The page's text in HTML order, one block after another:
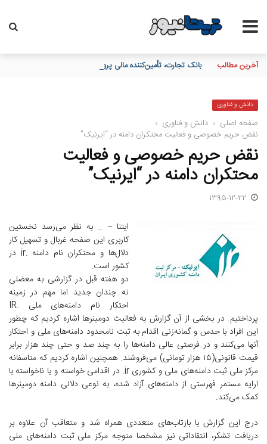
آخرین مطالب بانک تجارت، تأمین‌کننده مالی پروژه بازسازی فازهای ۴ و ۵ پارس جنوبی
دانش و فناوری
صفحه اصلی › دانش و فناوری ›
نقض حریم خصوصی و فعالیت محتکران دامنه در “ایرنیک”
نقض حریم خصوصی و فعالیت
محتکران دامنه در “ایرنیک”
1395-12-22
ایتنا – … به نظر می‌رسد نخستین
کاربری این صفحه غربال و تسهیل کار
دلال‌ها و محتکران نام دامنه .ir در
کشور است.
دو هفته قبل در گزارشی به معضلی
نه چندان جدید اما مهم در زمینه
احتکار نام دامنه‌های ملی .IR
پرداختیم. در بخشی از آن گزارش به فعالیت دومینرها اشاره کردیم که چطور
این افراد با حدس و گمانه‌زنی اقدام به ثبت نامحدود دامنه‌های ملی و احتکار
آنها می‌کنند و در فرصتی عالی دامنه‌ها را به چند صد و حتی چند هزار برابر
قیمت قانونی(۱۵ هزار تومانی) می‌فروشند. همچنین اشاره کردیم که متاسفانه
مرکز ملی ثبت دامنه‌های ملی و کشوری ir. در اقدامی خواسته و یا ناخواسته با
ارایه مستمر فهرستی از دامنه‌های آزاد شده، به نوعی دلالی دامنه دومینرها
کمک می‌کند.
درج این گزارش با بازتاب‌های متعددی همراه شد و متعاقب آن علاوه بر
دریافت تشکر، انتقاداتی نیز مشخصا متوجه مرکز ملی ثبت دامنه‌های ملی